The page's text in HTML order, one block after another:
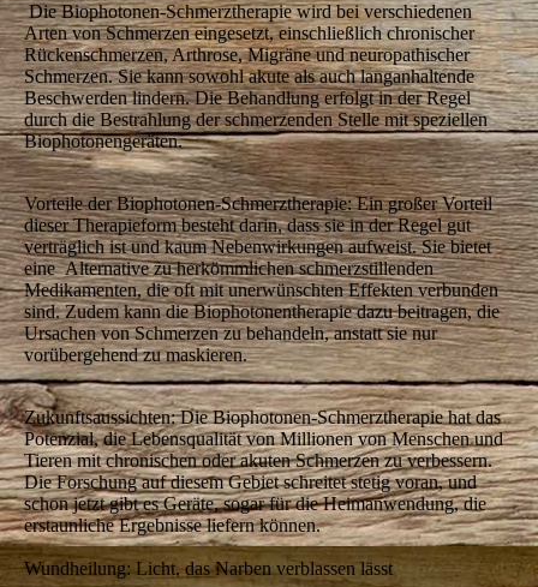
Die Biophotonen-Schmerztherapie wird bei verschiedenen
Arten von Schmerzen eingesetzt, einschließlich chronischer
Rückenschmerzen, Arthrose, Migräne und neuropathischer
Schmerzen. Sie kann sowohl akute als auch langanhaltende
Beschwerden lindern. Die Behandlung erfolgt in der Regel
durch die Bestrahlung der schmerzenden Stelle mit speziellen
Biophotonengeräten.
Vorteile der Biophotonen-Schmerztherapie: Ein großer Vorteil
dieser Therapieform besteht darin, dass sie in der Regel gut
verträglich ist und kaum Nebenwirkungen aufweist. Sie bietet
eine Alternative zu herkömmlichen schmerzstillenden
Medikamenten, die oft mit unerwünschten Effekten verbunden
sind. Zudem kann die Biophotonentherapie dazu beitragen, die
Ursachen von Schmerzen zu behandeln, anstatt sie nur
vorübergehend zu maskieren.
Zukunftsaussichten: Die Biophotonen-Schmerztherapie hat das
Potenzial, die Lebensqualität von Millionen von Menschen und
Tieren mit chronischen oder akuten Schmerzen zu verbessern.
Die Forschung auf diesem Gebiet schreitet stetig voran, und
schon jetzt gibt es Geräte, sogar für die Heimanwendung, die
erstaunliche Ergebnisse liefern können.
Wundheilung: Licht, das Narben verblassen lässt